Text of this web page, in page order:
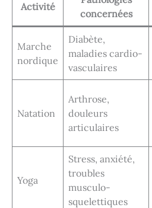
Activité
concernées
Marche
nordique
Diabète,
maladies cardio-
vasculaires
Natation
Arthrose,
douleurs
articulaires
Yoga
Stress, anxiété,
troubles
musculo-
squelettiques